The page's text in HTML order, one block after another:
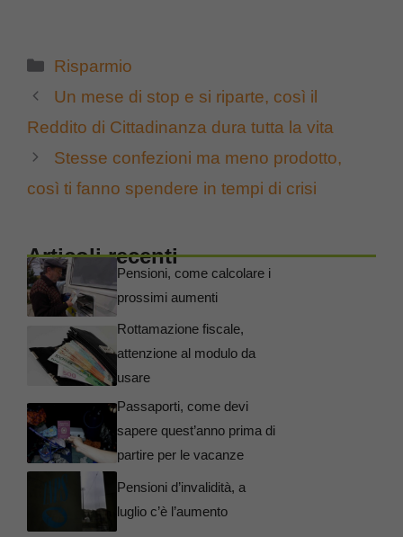
Categorie
Risparmio
Un mese di stop e si riparte, così il
Reddito di Cittadinanza dura tutta la vita
Stesse confezioni ma meno prodotto,
così ti fanno spendere in tempi di crisi
Articoli recenti
Pensioni, come calcolare i
prossimi aumenti
Rottamazione fiscale,
attenzione al modulo da
usare
Passaporti, come devi
sapere quest’anno prima di
partire per le vacanze
Pensioni d’invalidità, a
luglio c’è l’aumento